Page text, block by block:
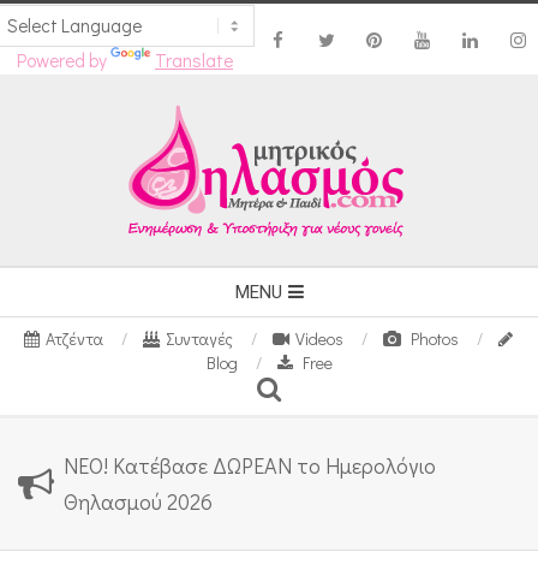
Powered by Translate
Navigation
Menu
MENU
Ατζέντα Συνταγές Videos
Photos
Blog
Free
Search
ΝΕΟ! Κατέβασε ΔΩΡΕΑΝ το Ημερολόγιο
Θηλασμού 2026